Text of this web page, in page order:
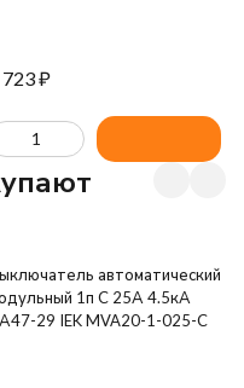
723₽
автоматический
1п C 25А 4.5кА
29 IEK MVA20-1-025-C